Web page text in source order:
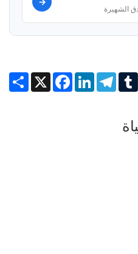
Share X
FacebookLinkedInTelegram